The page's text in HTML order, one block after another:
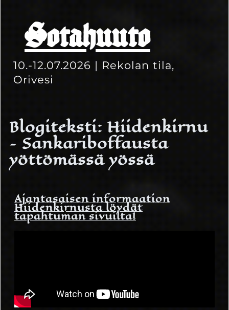
Sotahuuto
10.-12.07.2026 | Rekolan tila,
Orivesi
Blogiteksti: Hiidenkirnu
– Sankariboffausta
yöttömässä yössä
Ajantasaisen informaation
Hiidenkirnusta löydät
tapahtuman sivuilta!